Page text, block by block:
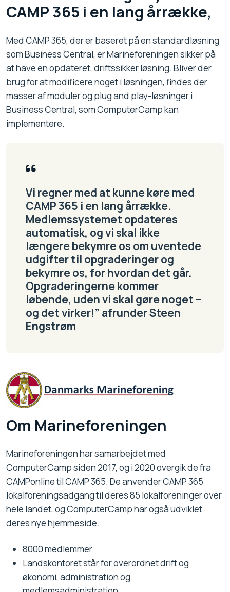
CAMP 365 i en lang årrække,
Med CAMP 365, der er baseret på en standardløsning
som Business Central, er Marineforeningen sikker på
at have en opdateret, driftssikker løsning. Bliver der
brug for at modificere noget i løsningen, findes der
masser af moduler og plug and play-løsninger i
Business Central, som ComputerCamp kan
implementere.
Vi regner med at kunne køre med
CAMP 365 i en lang årrække.
Medlemssystemet opdateres
automatisk, og vi skal ikke
længere bekymre os om uventede
udgifter til opgraderinger og
bekymre os, for hvordan det går.
Opgraderingerne kommer
løbende, uden vi skal gøre noget –
og det virker!” afrunder Steen
Engstrøm
Om Marineforeningen
Marineforeningen har samarbejdet med
ComputerCamp siden 2017, og i 2020 overgik de fra
CAMPonline til CAMP 365. De anvender CAMP 365
lokalforeningsadgang til deres 85 lokalforeninger over
hele landet, og ComputerCamp har også udviklet
deres nye hjemmeside.
8000 medlemmer
Landskontoret står for overordnet drift og
økonomi, administration og